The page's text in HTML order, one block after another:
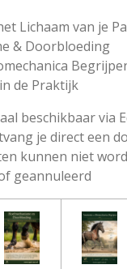
Lichaam van je
& Doorbloeding
de Praktijk
beschikbaar via
je direct een
kunnen niet
geannuleerd